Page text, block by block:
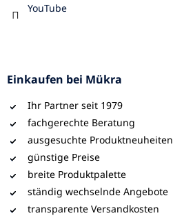
YouTube
Einkaufen bei Mükra
Ihr Partner seit 1979
fachgerechte Beratung
ausgesuchte Produktneuheiten
günstige Preise
breite Produktpalette
ständig wechselnde Angebote
transparente Versandkosten